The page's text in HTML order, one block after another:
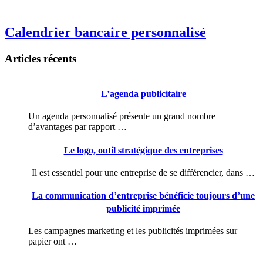
Calendrier bancaire personnalisé
Articles récents
L’agenda publicitaire
Un agenda personnalisé présente un grand nombre
d’avantages par rapport …
Le logo, outil stratégique des entreprises
Il est essentiel pour une entreprise de se différencier, dans …
La communication d’entreprise bénéficie toujours d’une
publicité imprimée
Les campagnes marketing et les publicités imprimées sur
papier ont …